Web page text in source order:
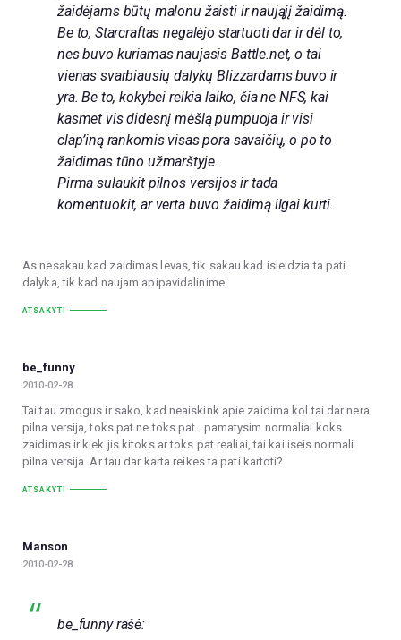
žaidėjams būtų malonu žaisti ir naująjį žaidimą.
Be to, Starcraftas negalėjo startuoti dar ir dėl to,
nes buvo kuriamas naujasis Battle.net, o tai
vienas svarbiausių dalykų Blizzardams buvo ir
yra. Be to, kokybei reikia laiko, čia ne NFS, kai
kasmet vis didesnį mėšlą pumpuoja ir visi
clap’iną rankomis visas pora savaičių, o po to
žaidimas tūno užmarštyje.
Pirma sulaukit pilnos versijos ir tada
komentuokit, ar verta buvo žaidimą ilgai kurti.
As nesakau kad zaidimas levas, tik sakau kad isleidzia ta pati
dalyka, tik kad naujam apipavidalinime.
ATSAKYTI
be_funny
2010-02-28
Tai tau zmogus ir sako, kad neaiskink apie zaidima kol tai dar nera
pilna versija, toks pat ne toks pat…pamatysim normaliai koks
zaidimas ir kiek jis kitoks ar toks pat realiai, tai kai iseis normali
pilna versija. Ar tau dar karta reikes ta pati kartoti?
ATSAKYTI
Manson
2010-02-28
be_funny rašė: